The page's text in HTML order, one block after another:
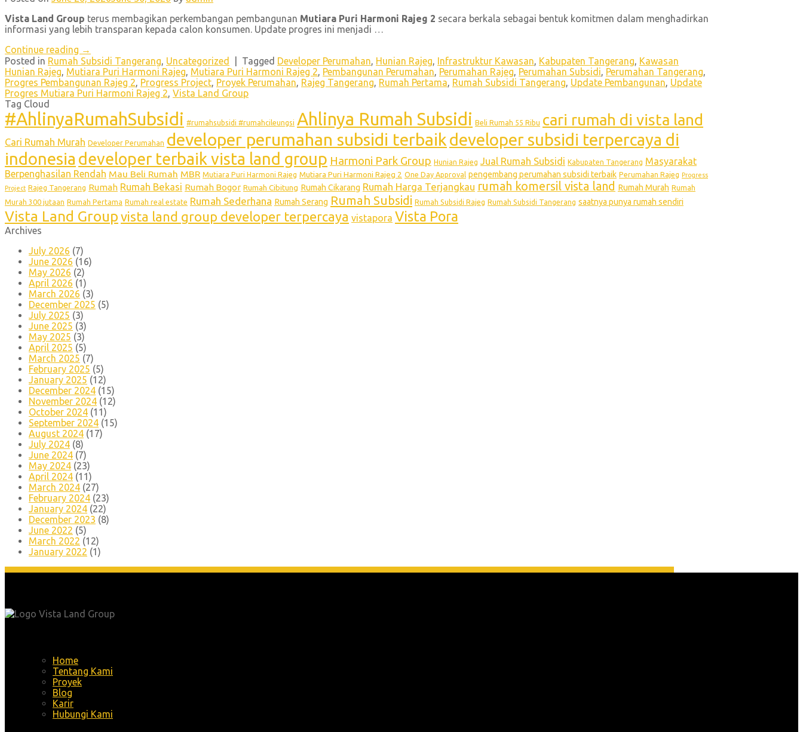
Vista Land Group terus membagikan perkembangan pembangunan Mutiara Puri Harmoni Rajeg 2 secara berkala sebagai bentuk komitmen dalam menghadirkan
informasi yang lebih transparan kepada calon konsumen. Update progres ini menjadi …
Continue reading →
Posted in Rumah Subsidi Tangerang, Uncategorized Tagged Developer Perumahan, Hunian Rajeg, Infrastruktur Kawasan, Kabupaten Tangerang, Kawasan
Hunian Rajeg, Mutiara Puri Harmoni Rajeg, Mutiara Puri Harmoni Rajeg 2, Pembangunan Perumahan, Perumahan Rajeg, Perumahan Subsidi, Perumahan Tangerang,
Progres Pembangunan Rajeg 2, Progress Project, Proyek Perumahan, Rajeg Tangerang, Rumah Pertama, Rumah Subsidi Tangerang, Update Pembangunan, Update
Progres Mutiara Puri Harmoni Rajeg 2, Vista Land Group
Tag Cloud
#AhlinyaRumahSubsidi #rumahsubsidi #rumahcileungsi Ahlinya Rumah Subsidi Beli Rumah 55 Ribu cari rumah di vista land
Cari Rumah Murah Developer Perumahan developer perumahan subsidi terbaikdeveloper subsidi terpercaya di
indonesia developer terbaik vista land group Harmoni Park Group Hunian Rajeg Jual Rumah Subsidi Kabupaten Tangerang Masyarakat
Berpenghasilan Rendah Mau Beli Rumah MBR Mutiara Puri Harmoni Rajeg Mutiara Puri Harmoni Rajeg 2 One Day Approval pengembang perumahan subsidi terbaik Perumahan Rajeg Progress
Project Rajeg Tangerang Rumah Rumah Bekasi Rumah Bogor Rumah Cibitung Rumah Cikarang Rumah Harga Terjangkau rumah komersil vista land Rumah Murah Rumah
Murah 300 jutaan Rumah Pertama Rumah real estate Rumah Sederhana Rumah Serang Rumah Subsidi Rumah Subsidi Rajeg Rumah Subsidi Tangerang saatnya punya rumah sendiri
Vista Land Group vista land group developer terpercaya vistapora Vista Pora
Archives
July 2026 (7)
June 2026 (16)
May 2026 (2)
April 2026 (1)
March 2026 (3)
December 2025 (5)
July 2025 (3)
June 2025 (3)
May 2025 (3)
April 2025 (5)
March 2025 (7)
February 2025 (5)
January 2025 (12)
December 2024 (15)
November 2024 (12)
October 2024 (11)
September 2024 (15)
August 2024 (17)
July 2024 (8)
June 2024 (7)
May 2024 (23)
April 2024 (11)
March 2024 (27)
February 2024 (23)
January 2024 (22)
December 2023 (8)
June 2022 (5)
March 2022 (12)
January 2022 (1)
Home
Tentang Kami
Proyek
Blog
Karir
Hubungi Kami